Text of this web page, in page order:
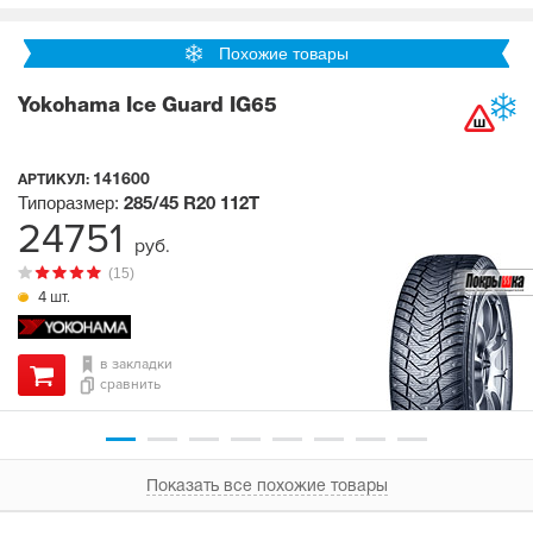
Похожие товары
Yokohama Ice Guard IG65
АРТИКУЛ: 141600
4 шт.
(15)
Типоразмер: 285/45 R20 112T
в закладки
сравнить
24751 руб.
Показать все похожие товары